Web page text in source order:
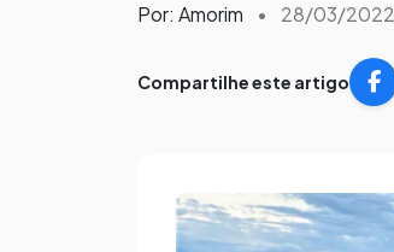
Por: Amorim • 28/03/2022
Compartilhe este artigo